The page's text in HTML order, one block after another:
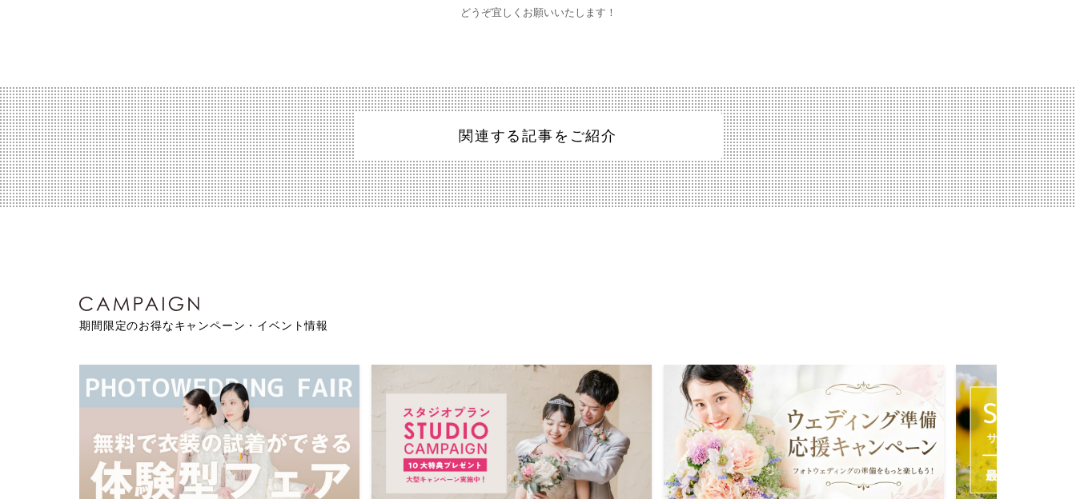
どうぞ宜しくお願いいたします！
関連する記事をご紹介
期間限定のお得なキャンペーン・イベント情報